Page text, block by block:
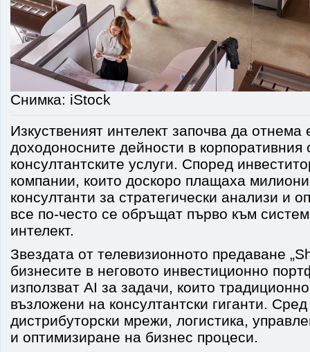
Снимка: iStock
Изкуственият интелект започва да отнема
доходоносните дейности в корпоративния
консултантските услуги. Според
компании, които доскоро плащаха
консултанти за стратегически анализи и
все по-често се обръщат първо към
интелект.
Звездата от телевизионното предаване
бизнесите в неговото инвестиционно
използват AI за задачи, които
възложени на консултантски гиганти.
дистрибуторски мрежи, логистика,
и оптимизиране на бизнес процеси.